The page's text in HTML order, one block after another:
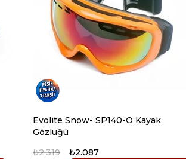
Evolite Snow- SP140-O Kayak
Gözlüğü
₺2.087
₺2.319